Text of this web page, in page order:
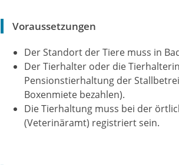
Voraussetzungen
Der Standort der Tiere muss in
Der Tierhalter oder die
Pensionstierhaltung der
Boxenmiete bezahlen).
Die Tierhaltung muss bei der
(Veterinäramt) registriert sein.